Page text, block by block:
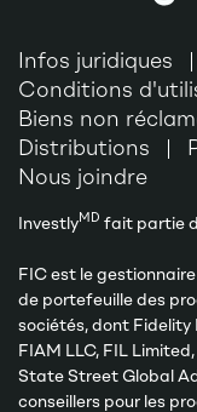
Infos juridiques
Conditions
Biens non
Distributions
Nous joindre
InvestlyMD fait partie
FIC est le
de portefeuille des
sociétés, dont Fidelity
FIAM LLC, FIL
State Street Global
conseillers pour les